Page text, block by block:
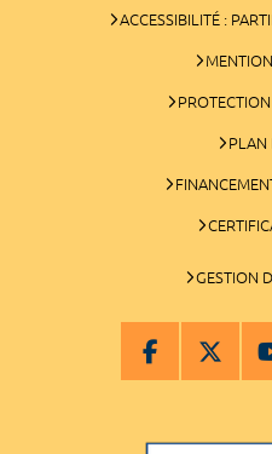
ACCESSIBILITÉ :
PLAN
GESTION